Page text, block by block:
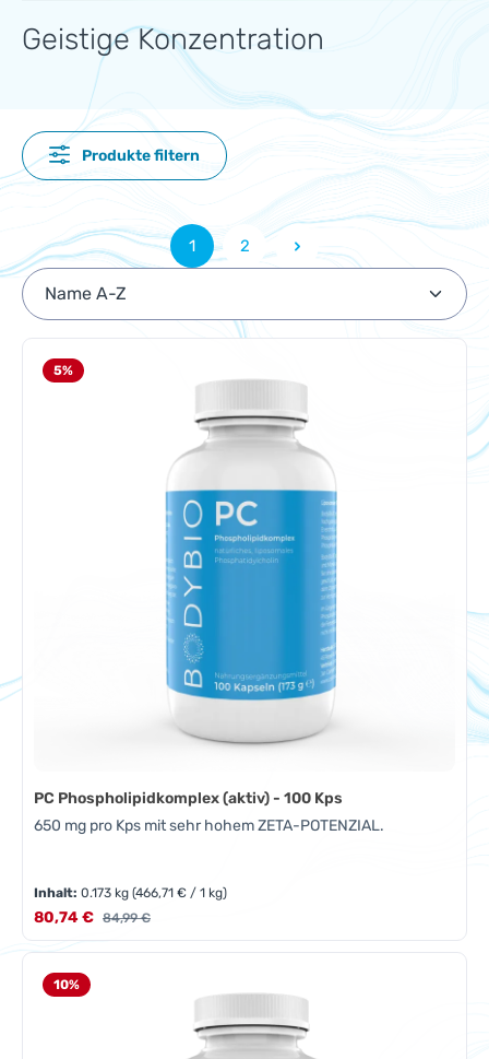
Geistige Konzentration
Produkte filtern
Seite
1
Seite
2
5%
PC Phospholipidkomplex (aktiv) - 100 Kps
650 mg pro Kps mit sehr hohem ZETA-POTENZIAL.
Inhalt:0.173 kg(466,71 € / 1 kg)
Verkaufspreis:
80,74 € Regulärer Preis:
84,99 €
10%